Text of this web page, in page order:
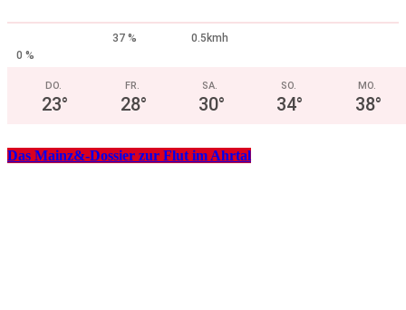
37 %
0.5kmh
0 %
DO.
23°
FR.
28°
SA.
30°
SO.
34°
MO.
38°
Das Mainz&-Dossier zur Flut im Ahrtal